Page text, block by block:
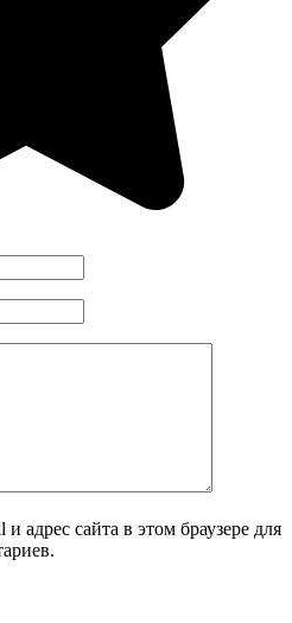
адрес сайта в этом браузере для